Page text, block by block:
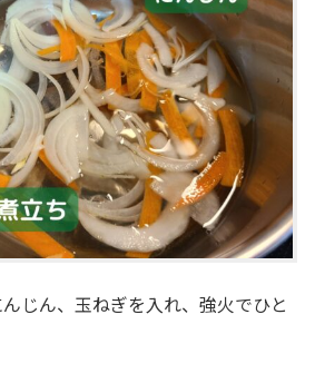
じん、玉ねぎを入れ、強火でひと